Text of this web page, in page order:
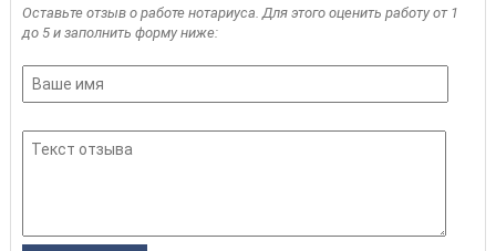
Оставьте отзыв о работе нотариуса. Для этого оценить работу от 1
до 5 и заполнить форму ниже: